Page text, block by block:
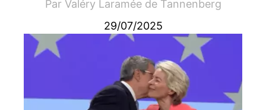
Par Valéry Laramée de Tannenberg
29/07/2025